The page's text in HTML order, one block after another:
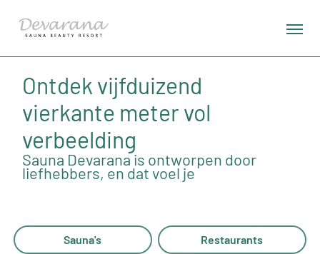
Ontdek vijfduizend
vierkante meter vol
verbeelding
Sauna Devarana is ontworpen door
liefhebbers, en dat voel je
Sauna's Restaurants